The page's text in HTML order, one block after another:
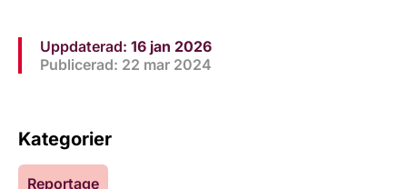
Uppdaterad: 16 jan 2026
Publicerad: 22 mar 2024
Kategorier
Reportage